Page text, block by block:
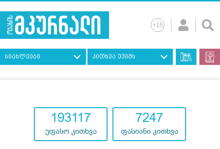
სიახლეები კითხვა ექიმს
193117
უფასო კითხვა
7247
ფასიანი კითხვა